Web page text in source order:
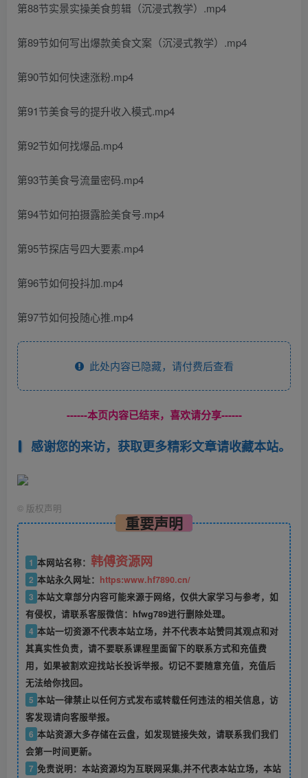
第88节实景实操美食剪辑（沉浸式教学）.mp4
第89节如何写出爆款美食文案（沉浸式教学）.mp4
第90节如何快速涨粉.mp4
第91节美食号的提升收入模式.mp4
第92节如何找爆品.mp4
第93节美食号流量密码.mp4
第94节如何拍摄露脸美食号.mp4
第95节探店号四大要素.mp4
第96节如何投抖加.mp4
第97节如何投随心推.mp4
此处内容已隐藏，请付费后查看
------本页内容已结束，喜欢请分享------
感谢您的来访，获取更多精彩文章请收藏本站。
© 版权声明
重要声明
1 本网站名称： 韩傅资源网
2 本站永久网址： https:www.hf7890.cn/
3 本站文章部分内容可能来源于网络，仅供大家学习与参考，如
有侵权，请联系客服微信：hfwg789进行删除处理。
4 本站一切资源不代表本站立场，并不代表本站赞同其观点和对
其真实性负责，请不要联系课程里面留下的联系方式和充值费
用，如果被割欢迎找站长投诉举报。切记不要随意充值，充值后
无法给你找回。
5 本站一律禁止以任何方式发布或转载任何违法的相关信息，访
客发现请向客服举报。
6 本站资源大多存储在云盘，如发现链接失效，请联系我们我们
会第一时间更新。
7 免责说明：本站资源均为互联网采集,并不代表本站立场，本站